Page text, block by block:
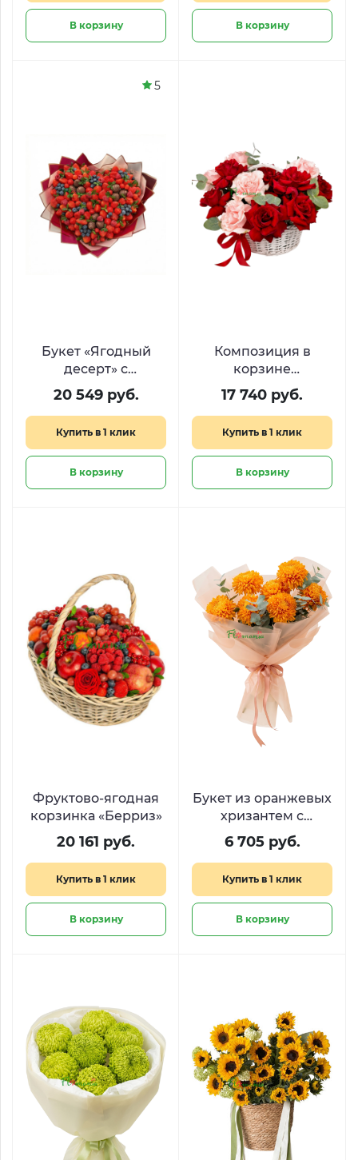
В корзину В корзину
Букет «Ягодный
десерт» с
клубникой в
шоколаде,
малиной
20 549 руб.
Купить в 1 клик
В корзину
5
Композиция в
корзине
«Французский дуэт»
из красных и
французских роз
17 740 руб.
Купить в 1 клик
В корзину
Фруктово-ягодная
корзинка «Берриз»
20 161 руб.
Купить в 1 клик
В корзину
Букет из оранжевых
хризантем с
эвкалиптом «Рыжий
аппетит»
6 705 руб.
Купить в 1 клик
В корзину